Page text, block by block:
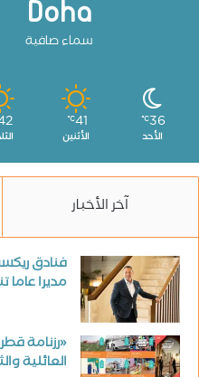
Doha
سماء صافية
36
℃
الأحد
41
℃
الأثنين
آخر الأخبار
فنادق
مديرا
«رزنامة
العائلية